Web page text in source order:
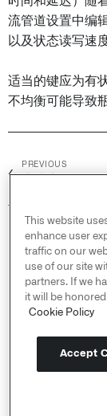
流管道设置中编
以及状态读写速度
适当的键应为有
不均衡可能导致
←
PREVIOUS
© 2026
reserved.
Cookies
Privacy
Terms of Use ↗
Do Not Sell
This website
enhance user
traffic on our
use of our site
partners. If we
it will be
Cookie Policy
Accept